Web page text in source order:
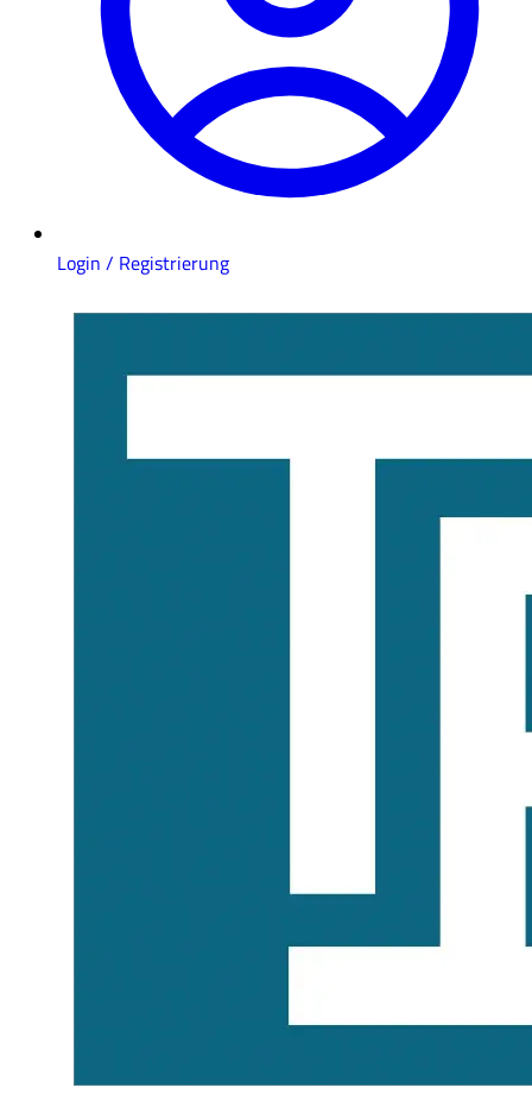
Login / Registrierung